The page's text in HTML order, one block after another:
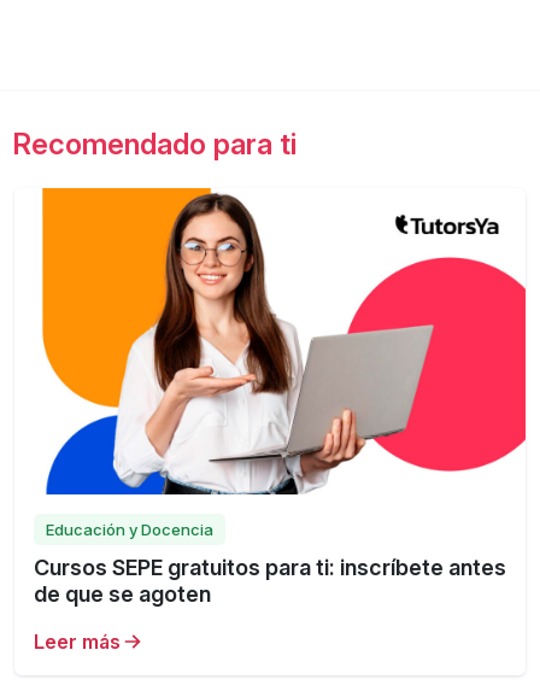
Recomendado para ti
Educación y Docencia
Cursos SEPE gratuitos para ti: inscríbete antes
de que se agoten
Leer más